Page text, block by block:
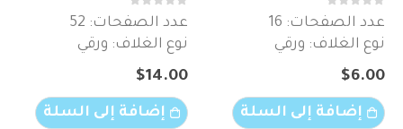
عدد الصفحات: 16
نوع الغلاف: ورقي
$6.00
إضافة إلى السلة
عدد الصفحات: 52
نوع الغلاف: ورقي
$14.00
إضافة إلى السلة